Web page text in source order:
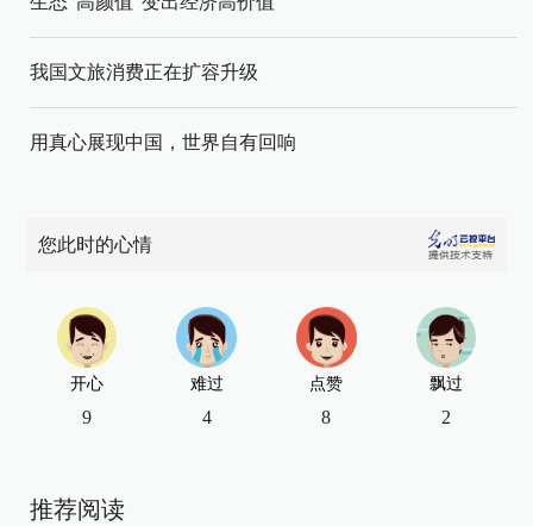
我国文旅消费正在扩容升级
用真心展现中国，世界自有回响
您此时的心情
开心
9
难过
4
点赞
8
飘过
2
推荐阅读